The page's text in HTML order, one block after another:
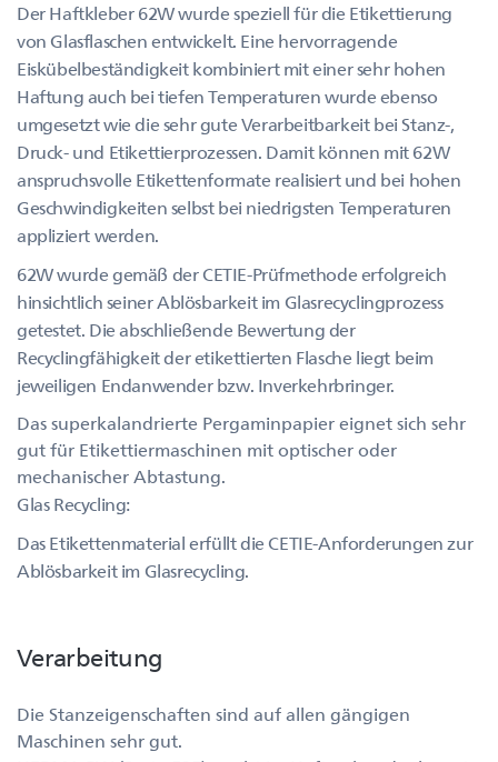
Der Haftkleber 62W wurde speziell für die Etikettierung
von Glasflaschen entwickelt. Eine hervorragende
Eiskübelbeständigkeit kombiniert mit einer sehr hohen
Haftung auch bei tiefen Temperaturen wurde ebenso
umgesetzt wie die sehr gute Verarbeitbarkeit bei Stanz-,
Druck- und Etikettierprozessen. Damit können mit 62W
anspruchsvolle Etikettenformate realisiert und bei hohen
Geschwindigkeiten selbst bei niedrigsten Temperaturen
appliziert werden.
62W wurde gemäß der CETIE-Prüfmethode erfolgreich
hinsichtlich seiner Ablösbarkeit im Glasrecyclingprozess
getestet. Die abschließende Bewertung der
Recyclingfähigkeit der etikettierten Flasche liegt beim
jeweiligen Endanwender bzw. Inverkehrbringer.
Das superkalandrierte Pergaminpapier eignet sich sehr
gut für Etikettiermaschinen mit optischer oder
mechanischer Abtastung.
Glas Recycling:
Das Etikettenmaterial erfüllt die CETIE-Anforderungen zur
Ablösbarkeit im Glasrecycling.
Verarbeitung
Die Stanzeigenschaften sind auf allen gängigen
Maschinen sehr gut.